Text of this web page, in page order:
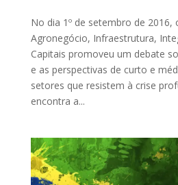
No dia 1º de setembro de 2016,
Agronegócio, Infraestrutura,
Capitais promoveu um debate
e as perspectivas de curto e
setores que resistem à crise
encontra a...